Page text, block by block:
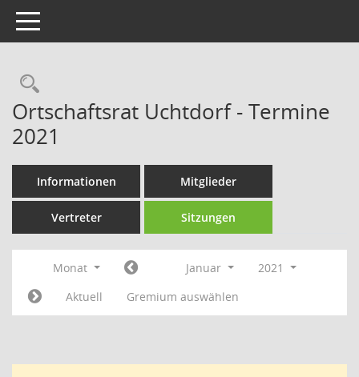
Toggle navigation
Rechercheauswahl
Ortschaftsrat Uchtdorf - Termine
2021
Informationen Mitglieder
Vertreter Sitzungen
Monat Januar
2021
Aktuell
Gremium auswählen